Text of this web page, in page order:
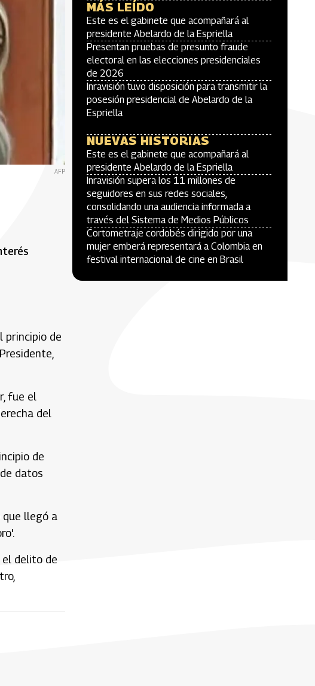
AFP
principio de
fue el
del
de
datos
que llegó a
el delito de
MÁS LEÍDO
Este es el gabinete que acompañará al
presidente Abelardo de la Espriella
Presentan pruebas de presunto fraude
electoral en las elecciones presidenciales
de 2026
Inravisión tuvo disposición para transmitir la
posesión presidencial de Abelardo de la
Espriella
NUEVAS HISTORIAS
Este es el gabinete que acompañará al
presidente Abelardo de la Espriella
Inravisión supera los 11 millones de
seguidores en sus redes sociales,
consolidando una audiencia informada a
través del Sistema de Medios Públicos
Cortometraje cordobés dirigido por una
mujer emberá representará a Colombia en
festival internacional de cine en Brasil